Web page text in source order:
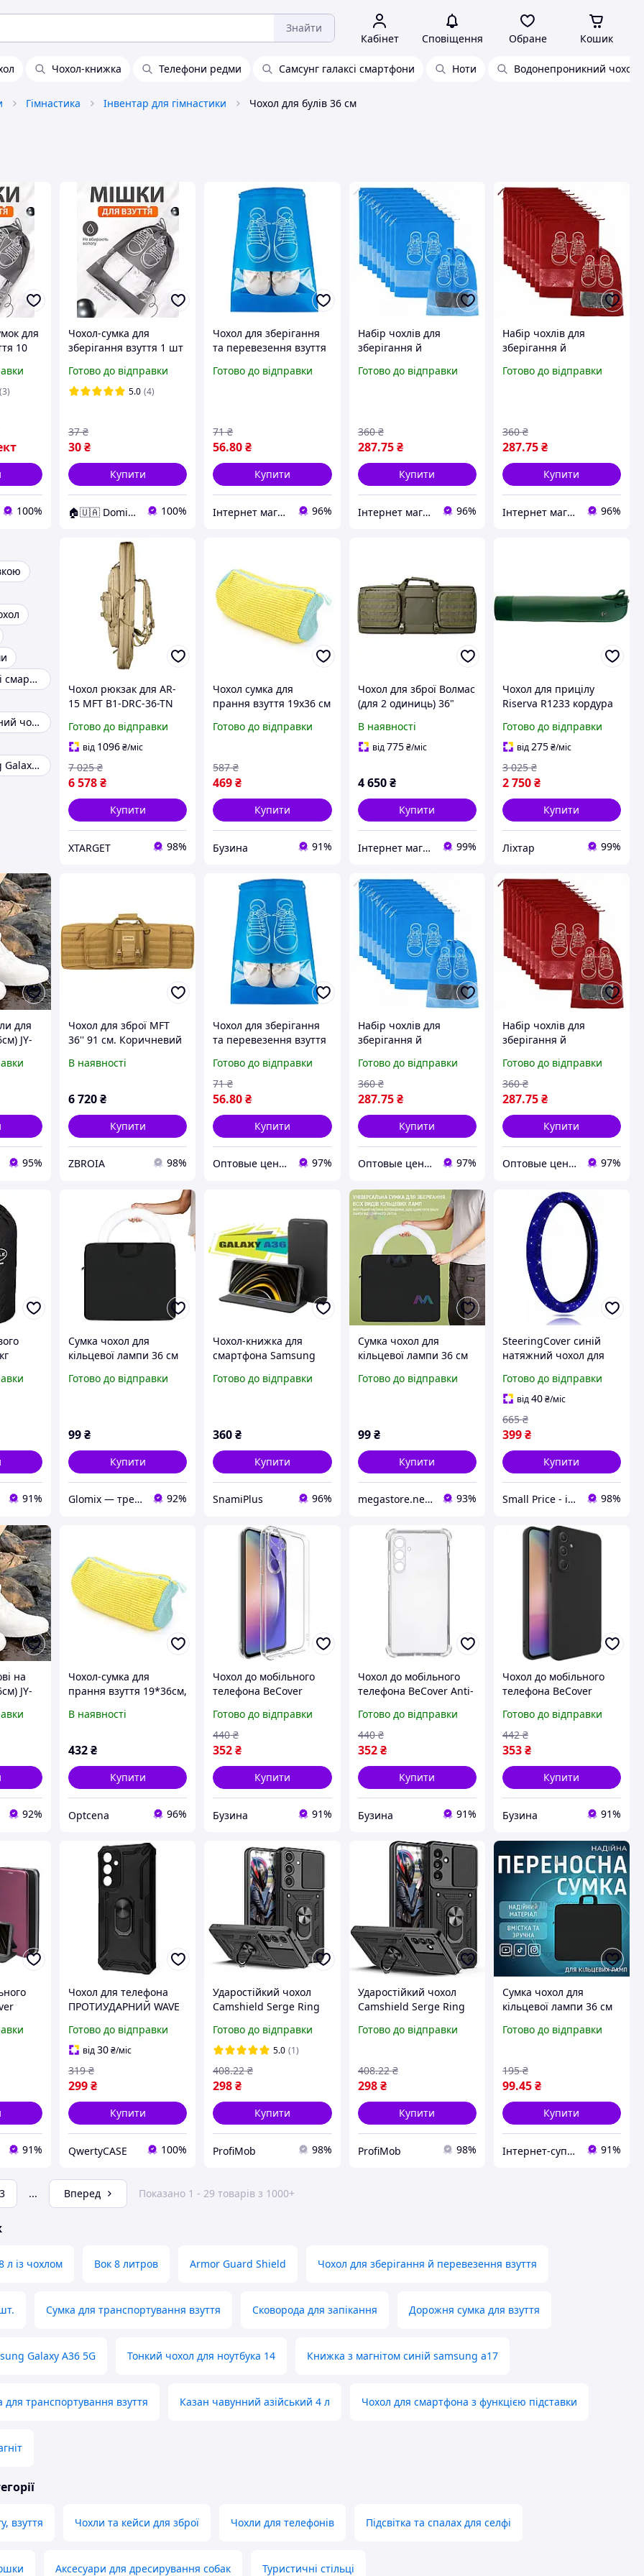
Знайти
Кабінет Сповіщення Обране Кошик
Чохол-книжка Телефони редми Самсунг галаксі смартфони Ноти Водонепроникний чохол
Гімнастика Інвентар для гімнастики Чохол для булів 36 см
для
10
(3)
100%
Чохол-сумка для
зберігання взуття 1 шт
Готово до відправки
5.0 (4)
30₴
37 ₴
Купити
🏠🇺🇦 Domix - все для тебе 100%
Чохол для зберігання
та перевезення взуття
з віконцем 27 х 36 см
Готово до відправки
56.80₴
71 ₴
Купити
Інтернет магазин NORIM 96%
Набір чохлів для
зберігання й
Shoe Bag на затяжках,
Готово до відправки
287.75 ₴
360 ₴
Купити
Інтернет магазин NORIM 96%
Набір чохлів для
зберігання й
Shoe Bag на затяжках,
Готово до відправки
287.75₴
360 ₴
Купити
Інтернет магазин NORIM 96%
Самсунг галаксі смартфони
Водонепроникний чохол
Чехол Samsung Galaxy A36
Чохол рюкзак для AR-
15 MFT B1-DRC-36-TN
Готово до відправки
від 1096₴/міс
6 578₴
7 025 ₴
Купити
XTARGET 98%
Чохол сумка для
прання взуття 19х36 см
buzyna
Готово до відправки
469₴
587 ₴
Купити
Бузина 91%
Чохол для зброї Волмас
(для 2 одиниць) 36"
В наявності
від775 ₴/міс
4 650 ₴
Купити
Інтернет магазин "HUNTER-RV" 99%
Чохол для прицілу
Riserva R1233 кордура
оптики 36 см d 6,5 см
[1444-liht]
Готово до відправки
від275₴/міс
2 750₴
3 025 ₴
Купити
Ліхтар 99%
для
JY-
/
95%
Чохол для зброї MFT
36'' 91 см. Коричневий
В наявності
6 720₴
Купити
ZBROIA 98%
Чохол для зберігання
та перевезення взуття
з віконцем 27 х 36 см
(WW58742-3)
Готово до відправки
56.80₴
71 ₴
Купити
Оптовые цены на Всё! 97%
Набір чохлів для
зберігання й
Shoe Bag на затяжках,
з віконцем 10 шт. 27 х
36 см Блакитний
Готово до відправки
287.75 ₴
360 ₴
Купити
Оптовые цены на Всё! 97%
Набір чохлів для
зберігання й
Shoe Bag на затяжках,
з віконцем 10 шт. 27 х
36 см Червоний
Готово до відправки
287.75₴
360 ₴
Купити
Оптовые цены на Всё! 97%
см
91%
Сумка чохол для
кільцевої лампи 36 см
лампи для студійного
Готово до відправки
99₴
Купити
Glomix — трендові товари, що спрощують життя. 92%
Чохол-книжка для
смартфона Samsung
BeCover Exclusive, Black
Готово до відправки
360₴
Купити
SnamiPlus 96%
Сумка чохол для
кільцевої лампи 36 см
лампи для студійного
Готово до відправки
99 ₴
Купити
megastore.net.ua - інтернет-магазин корисних товарів 93%
SteeringCover синій
натяжний чохол для
38 см
Готово до відправки
від40₴/міс
399₴
665 ₴
Купити
Small Price - інтернет-магазин товарів для дому 98%
на
JY-
/
92%
Чохол-сумка для
прання взуття 19*36см,
В наявності
432₴
Купити
Optcena 96%
Чохол до мобільного
телефона BeCover
SM-A366 Transparancy
712896 buzyna
Готово до відправки
352₴
440 ₴
Купити
Бузина 91%
Чохол до мобільного
телефона BeCover Anti-
A36 SM-A366 Clear
712895 buzyna
Готово до відправки
352 ₴
440 ₴
Купити
Бузина 91%
Чохол до мобільного
телефона BeCover
SM-A366 Black 713023
buzyna
Готово до відправки
353₴
442 ₴
Купити
Бузина 91%
91%
Чохол для телефона
ПРОТИУДАРНИЙ WAVE
Samsung Galaxy
A36/A56 5G (SM-
A366/A566B) black
Готово до відправки
від30₴/міс
299₴
319 ₴
Купити
QwertyCASE 100%
Ударостійкий чохол
Camshield Serge Ring
Samsung Galaxy A36 5G
(SM-A366B) / A37 (SM-
A376B)
Готово до відправки
5.0 (1)
298₴
408.22 ₴
Купити
ProfiMob 98%
Ударостійкий чохол
Camshield Serge Ring
Samsung Galaxy M36
Готово до відправки
298 ₴
408.22 ₴
Купити
ProfiMob 98%
Сумка чохол для
кільцевої лампи 36 см
лампи для студійного
Готово до відправки
99.45₴
195 ₴
Купити
Інтернет-супермаркет 91%
3 ... Вперед Показано 1 - 29 товарів з 1000+
л із чохлом Вок 8 литров Armor Guard Shield Чохол для зберігання й перевезення взуття
Сумка для транспортування взуття Сковорода для запікання Дорожня сумка для взуття
Galaxy A36 5G Тонкий чохол для ноутбука 14 Книжка з магнітом синій samsung a17
транспортування взуття Казан чавунний азійський 4 л Чохол для смартфона з функцією підставки
взуття Чохли та кейси для зброї Чохли для телефонів Підсвітка та спалах для селфі
Аксесуари для дресирування собак Туристичні стільці